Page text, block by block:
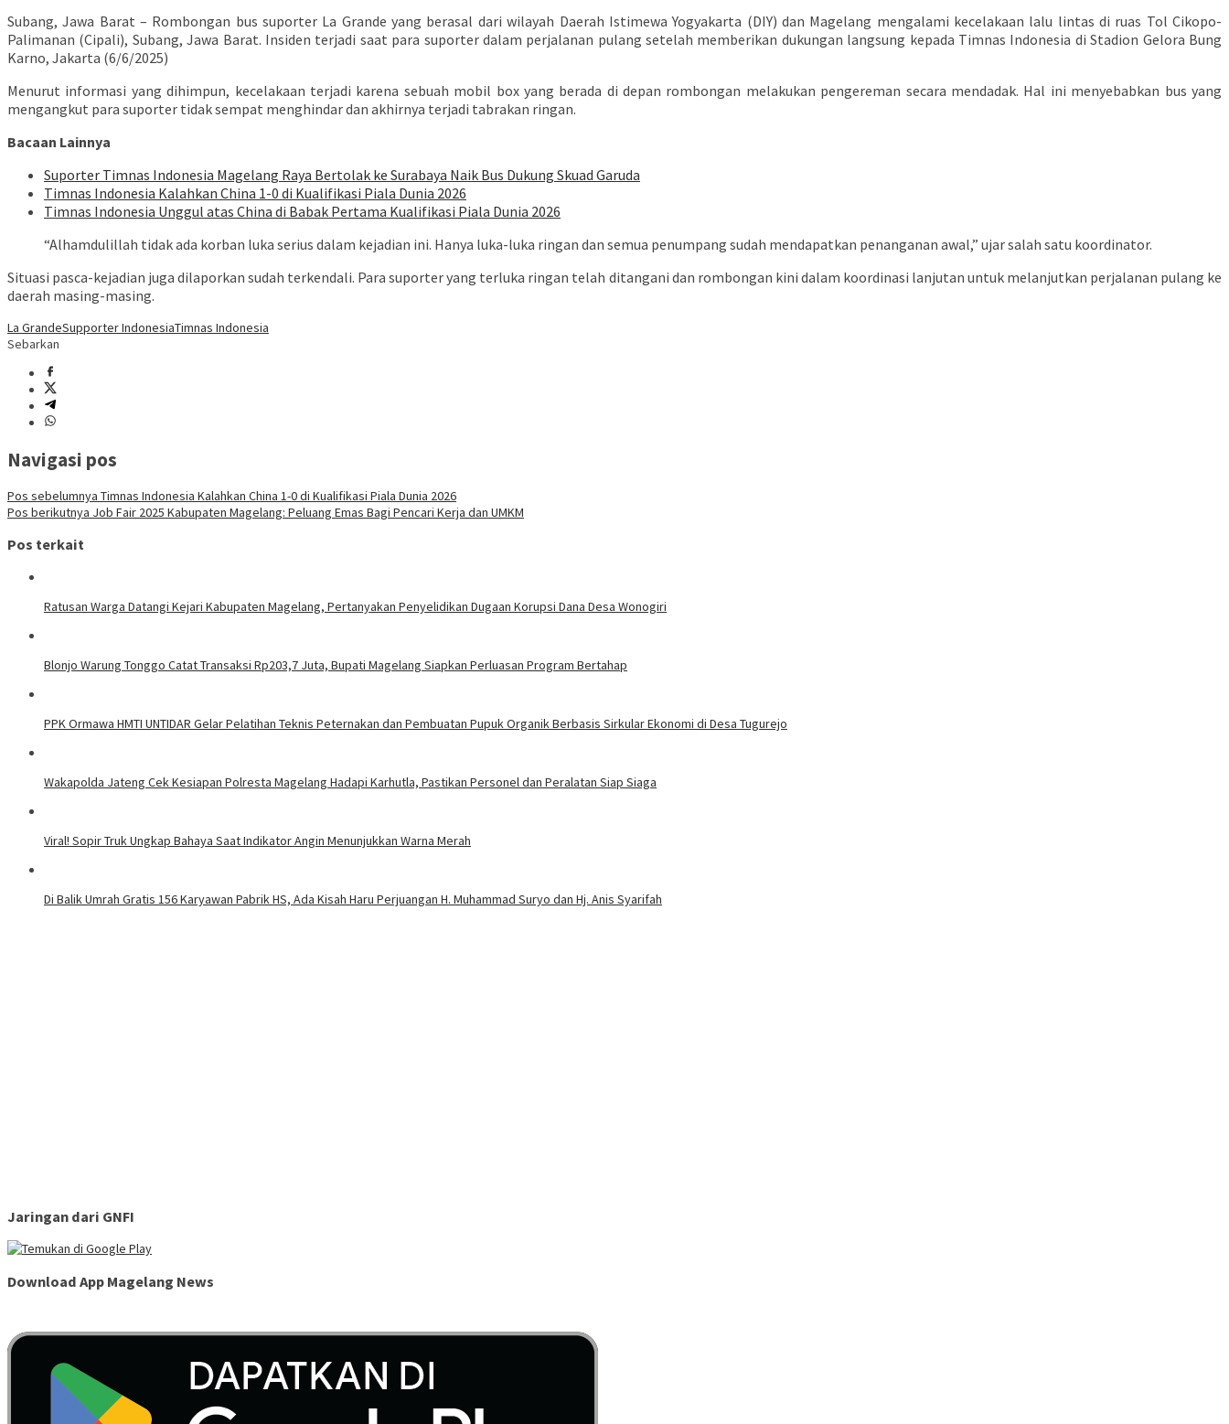
Subang, Jawa Barat – Rombongan bus suporter La Grande yang berasal dari wilayah Daerah Istimewa Yogyakarta (DIY) dan Magelang mengalami kecelakaan lalu lintas di ruas Tol Cikopo-
Palimanan (Cipali), Subang, Jawa Barat. Insiden terjadi saat para suporter dalam perjalanan pulang setelah memberikan dukungan langsung kepada Timnas Indonesia di Stadion Gelora Bung
Karno, Jakarta (6/6/2025)
Menurut informasi yang dihimpun, kecelakaan terjadi karena sebuah mobil box yang berada di depan rombongan melakukan pengereman secara mendadak. Hal ini menyebabkan bus yang
mengangkut para suporter tidak sempat menghindar dan akhirnya terjadi tabrakan ringan.
Bacaan Lainnya
Suporter Timnas Indonesia Magelang Raya Bertolak ke Surabaya Naik Bus Dukung Skuad Garuda
Timnas Indonesia Kalahkan China 1-0 di Kualifikasi Piala Dunia 2026
Timnas Indonesia Unggul atas China di Babak Pertama Kualifikasi Piala Dunia 2026
“Alhamdulillah tidak ada korban luka serius dalam kejadian ini. Hanya luka-luka ringan dan semua penumpang sudah mendapatkan penanganan awal,” ujar salah satu koordinator.
Situasi pasca-kejadian juga dilaporkan sudah terkendali. Para suporter yang terluka ringan telah ditangani dan rombongan kini dalam koordinasi lanjutan untuk melanjutkan perjalanan pulang ke
daerah masing-masing.
La GrandeSupporter IndonesiaTimnas Indonesia
Sebarkan
Navigasi pos
Pos sebelumnya Timnas Indonesia Kalahkan China 1-0 di Kualifikasi Piala Dunia 2026
Pos berikutnya Job Fair 2025 Kabupaten Magelang: Peluang Emas Bagi Pencari Kerja dan UMKM
Pos terkait
Ratusan Warga Datangi Kejari Kabupaten Magelang, Pertanyakan Penyelidikan Dugaan Korupsi Dana Desa Wonogiri
Blonjo Warung Tonggo Catat Transaksi Rp203,7 Juta, Bupati Magelang Siapkan Perluasan Program Bertahap
PPK Ormawa HMTI UNTIDAR Gelar Pelatihan Teknis Peternakan dan Pembuatan Pupuk Organik Berbasis Sirkular Ekonomi di Desa Tugurejo
Wakapolda Jateng Cek Kesiapan Polresta Magelang Hadapi Karhutla, Pastikan Personel dan Peralatan Siap Siaga
Viral! Sopir Truk Ungkap Bahaya Saat Indikator Angin Menunjukkan Warna Merah
Di Balik Umrah Gratis 156 Karyawan Pabrik HS, Ada Kisah Haru Perjuangan H. Muhammad Suryo dan Hj. Anis Syarifah
Jaringan dari GNFI
Download App Magelang News